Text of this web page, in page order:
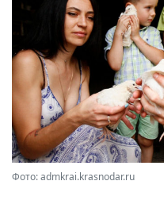
Фото: admkrai.krasnodar.ru